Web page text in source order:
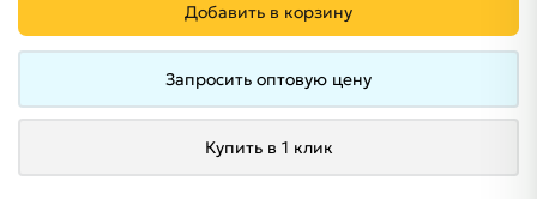
Добавить в корзину
Запросить оптовую цену
Купить в 1 клик